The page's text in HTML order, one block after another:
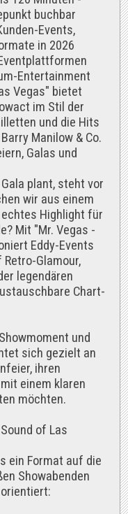
buchbar
Events,
in 2026
Entertainment
Vegas" bietet
im Stil der
und die Hits
Manilow & Co.
Galas und
plant, steht vor
wir aus einem
Highlight für
Mit "Mr. Vegas -
Eddy-Events
Glamour,
legendären
Chart-
und
sich gezielt an
ihren
einem klaren
möchten.
of Las
ein Format auf die
Showabenden